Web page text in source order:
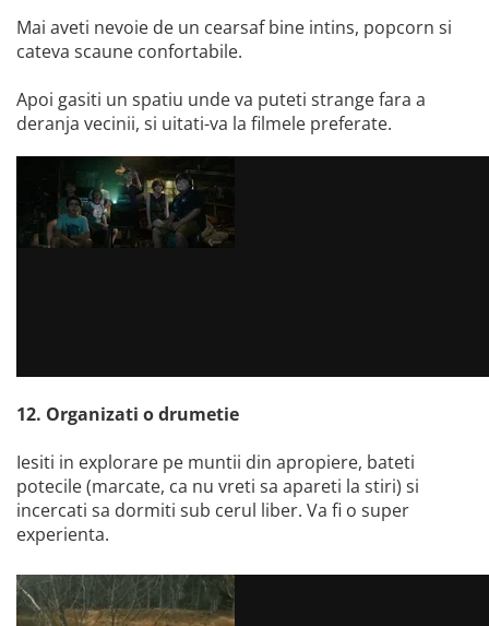
Mai aveti nevoie de un cearsaf bine intins, popcorn si
cateva scaune confortabile.
Apoi gasiti un spatiu unde va puteti strange fara a
deranja vecinii, si uitati-va la filmele preferate.
12. Organizati o drumetie
Iesiti in explorare pe muntii din apropiere, bateti
potecile (marcate, ca nu vreti sa apareti la stiri) si
incercati sa dormiti sub cerul liber. Va fi o super
experienta.